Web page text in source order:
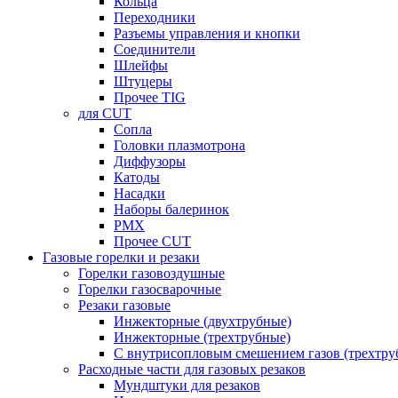
Переходники
Разъемы управления и кнопки
Соединители
Шлейфы
Штуцеры
Прочее TIG
для CUT
Сопла
Головки плазмотрона
Диффузоры
Катоды
Насадки
Наборы балеринок
PMX
Прочее CUT
Газовые горелки и резаки
Горелки газовоздушные
Горелки газосварочные
Резаки газовые
Инжекторные (двухтрубные)
Инжекторные (трехтрубные)
С внутрисопловым смешением газов
Расходные части для газовых резаков
Мундштуки для резаков